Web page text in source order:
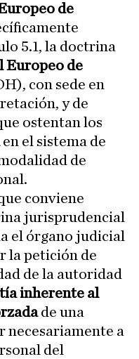
de
5.1, la doctrina
Europeo de
con sede en
y de
ostentan los
en el sistema de
de
conviene
jurisprudencial
el órgano judicial
la petición de
de la autoridad
inherente al
de una
necesariamente a
del